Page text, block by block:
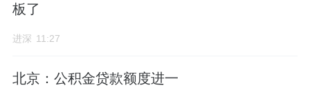
板了
进深 11:27
北京：公积金贷款额度进一